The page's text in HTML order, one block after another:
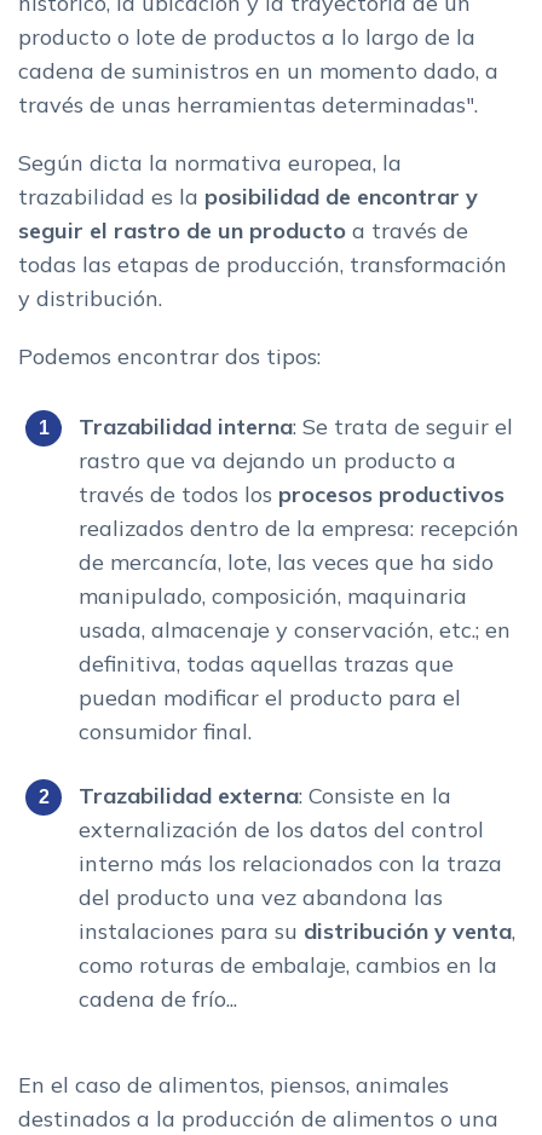
producto o lote de productos a lo largo de la
cadena de suministros en un momento dado, a
través de unas herramientas determinadas".
Según dicta la normativa europea, la
trazabilidad es la posibilidad de encontrar y
seguir el rastro de un producto a través de
todas las etapas de producción, transformación
y distribución.
Podemos encontrar dos tipos:
Trazabilidad interna: Se trata de seguir el
rastro que va dejando un producto a
través de todos los procesos productivos
realizados dentro de la empresa: recepción
de mercancía, lote, las veces que ha sido
manipulado, composición, maquinaria
usada, almacenaje y conservación, etc.; en
definitiva, todas aquellas trazas que
puedan modificar el producto para el
consumidor final.
Trazabilidad externa: Consiste en la
externalización de los datos del control
interno más los relacionados con la traza
del producto una vez abandona las
instalaciones para su distribución y venta,
como roturas de embalaje, cambios en la
cadena de frío...
En el caso de alimentos, piensos, animales
destinados a la producción de alimentos o una